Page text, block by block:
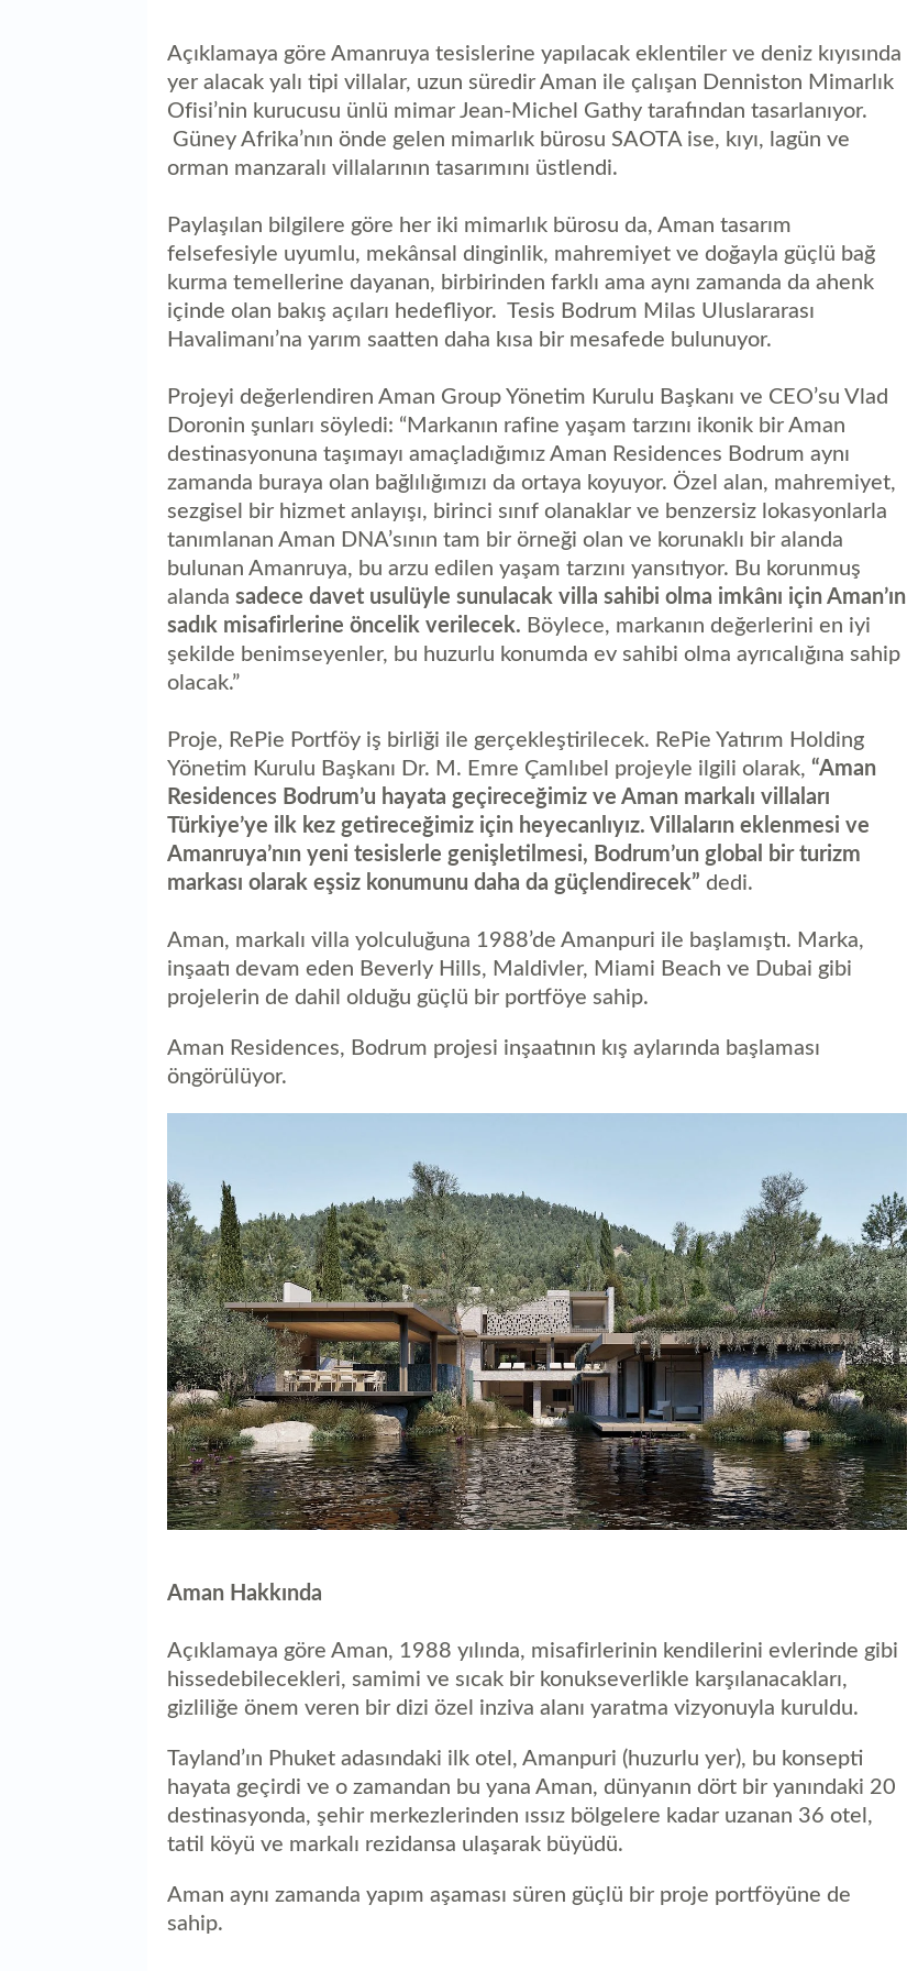
Açıklamaya göre Amanruya tesislerine yapılacak eklentiler ve deniz kıyısında
yer alacak yalı tipi villalar, uzun süredir Aman ile çalışan Denniston Mimarlık
Ofisi’nin kurucusu ünlü mimar Jean-Michel Gathy tarafından tasarlanıyor.
Güney Afrika’nın önde gelen mimarlık bürosu SAOTA ise, kıyı, lagün ve
orman manzaralı villalarının tasarımını üstlendi.
Paylaşılan bilgilere göre her iki mimarlık bürosu da, Aman tasarım
felsefesiyle uyumlu, mekânsal dinginlik, mahremiyet ve doğayla güçlü bağ
kurma temellerine dayanan, birbirinden farklı ama aynı zamanda da ahenk
içinde olan bakış açıları hedefliyor. Tesis Bodrum Milas Uluslararası
Havalimanı’na yarım saatten daha kısa bir mesafede bulunuyor.
Projeyi değerlendiren Aman Group Yönetim Kurulu Başkanı ve CEO’su Vlad
Doronin şunları söyledi: “Markanın rafine yaşam tarzını ikonik bir Aman
destinasyonuna taşımayı amaçladığımız Aman Residences Bodrum aynı
zamanda buraya olan bağlılığımızı da ortaya koyuyor. Özel alan, mahremiyet,
sezgisel bir hizmet anlayışı, birinci sınıf olanaklar ve benzersiz lokasyonlarla
tanımlanan Aman DNA’sının tam bir örneği olan ve korunaklı bir alanda
bulunan Amanruya, bu arzu edilen yaşam tarzını yansıtıyor. Bu korunmuş
alanda sadece davet usulüyle sunulacak villa sahibi olma imkânı için Aman’ın
sadık misafirlerine öncelik verilecek. Böylece, markanın değerlerini en iyi
şekilde benimseyenler, bu huzurlu konumda ev sahibi olma ayrıcalığına sahip
olacak.”
Proje, RePie Portföy iş birliği ile gerçekleştirilecek. RePie Yatırım Holding
Yönetim Kurulu Başkanı Dr. M. Emre Çamlıbel projeyle ilgili olarak, “Aman
Residences Bodrum’u hayata geçireceğimiz ve Aman markalı villaları
Türkiye’ye ilk kez getireceğimiz için heyecanlıyız. Villaların eklenmesi ve
Amanruya’nın yeni tesislerle genişletilmesi, Bodrum’un global bir turizm
markası olarak eşsiz konumunu daha da güçlendirecek” dedi.
Aman, markalı villa yolculuğuna 1988’de Amanpuri ile başlamıştı. Marka,
inşaatı devam eden Beverly Hills, Maldivler, Miami Beach ve Dubai gibi
projelerin de dahil olduğu güçlü bir portföye sahip.
Aman Residences, Bodrum projesi inşaatının kış aylarında başlaması
öngörülüyor.
Aman Hakkında
Açıklamaya göre Aman, 1988 yılında, misafirlerinin kendilerini evlerinde gibi
hissedebilecekleri, samimi ve sıcak bir konukseverlikle karşılanacakları,
gizliliğe önem veren bir dizi özel inziva alanı yaratma vizyonuyla kuruldu.
Tayland’ın Phuket adasındaki ilk otel, Amanpuri (huzurlu yer), bu konsepti
hayata geçirdi ve o zamandan bu yana Aman, dünyanın dört bir yanındaki 20
destinasyonda, şehir merkezlerinden ıssız bölgelere kadar uzanan 36 otel,
tatil köyü ve markalı rezidansa ulaşarak büyüdü.
Aman aynı zamanda yapım aşaması süren güçlü bir proje portföyüne de
sahip.